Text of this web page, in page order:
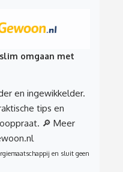
omgaan met
en ingewikkelder.
tips en
🔎 Meer
en sluit geen